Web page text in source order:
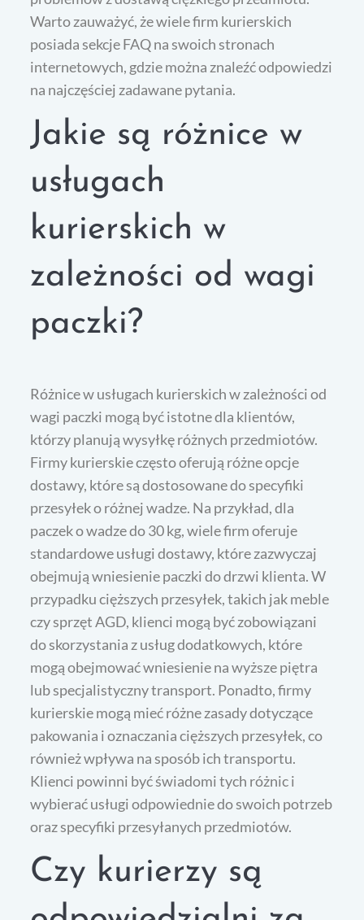
Warto zauważyć, że wiele firm kurierskich
posiada sekcje FAQ na swoich stronach
internetowych, gdzie można znaleźć odpowiedzi
na najczęściej zadawane pytania.
Jakie są różnice w
usługach
kurierskich w
zależności od wagi
paczki?
Różnice w usługach kurierskich w zależności od
wagi paczki mogą być istotne dla klientów,
którzy planują wysyłkę różnych przedmiotów.
Firmy kurierskie często oferują różne opcje
dostawy, które są dostosowane do specyfiki
przesyłek o różnej wadze. Na przykład, dla
paczek o wadze do 30 kg, wiele firm oferuje
standardowe usługi dostawy, które zazwyczaj
obejmują wniesienie paczki do drzwi klienta. W
przypadku cięższych przesyłek, takich jak meble
czy sprzęt AGD, klienci mogą być zobowiązani
do skorzystania z usług dodatkowych, które
mogą obejmować wniesienie na wyższe piętra
lub specjalistyczny transport. Ponadto, firmy
kurierskie mogą mieć różne zasady dotyczące
pakowania i oznaczania cięższych przesyłek, co
również wpływa na sposób ich transportu.
Klienci powinni być świadomi tych różnic i
wybierać usługi odpowiednie do swoich potrzeb
oraz specyfiki przesyłanych przedmiotów.
Czy kurierzy są